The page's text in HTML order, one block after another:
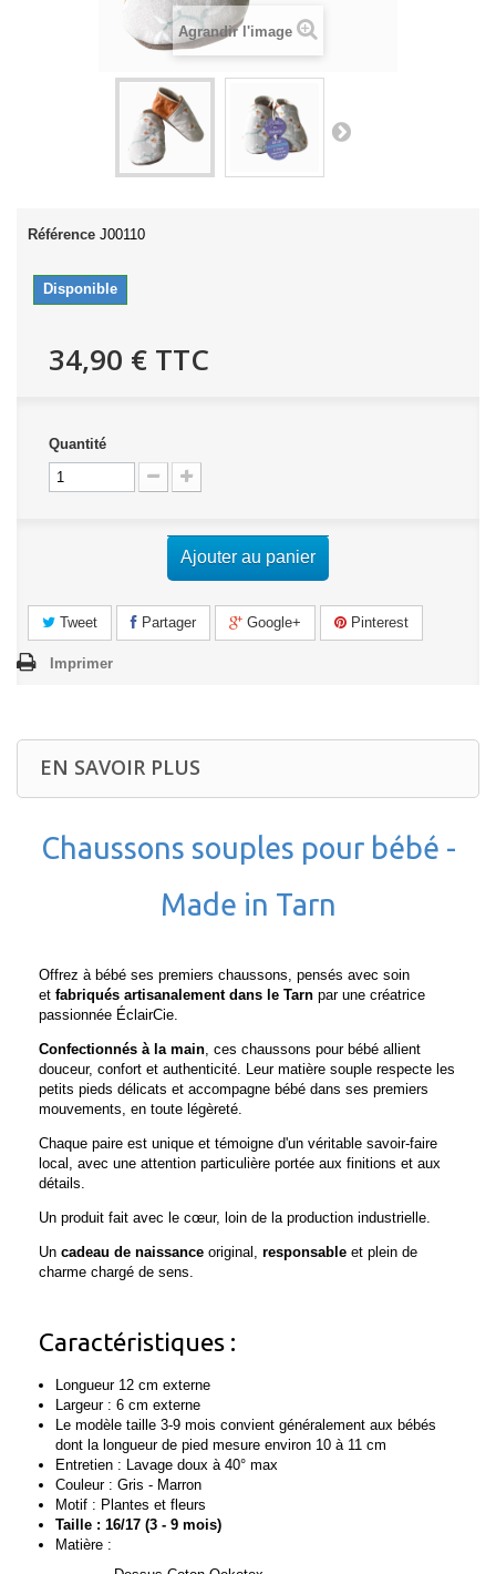
Agrandir l'image
Référence J00110
Disponible
34,90 € TTC
Quantité
Ajouter au panier
Tweet Partager Google+ Pinterest
Imprimer
EN SAVOIR PLUS
Chaussons souples pour bébé -
Made in Tarn
Offrez à bébé ses premiers chaussons, pensés avec soin
et fabriqués artisanalement dans le Tarn par une créatrice
passionnée ÉclairCie.
Confectionnés à la main, ces chaussons pour bébé allient
douceur, confort et authenticité. Leur matière souple respecte les
petits pieds délicats et accompagne bébé dans ses premiers
mouvements, en toute légèreté.
Chaque paire est unique et témoigne d'un véritable savoir-faire
local, avec une attention particulière portée aux finitions et aux
détails.
Un produit fait avec le cœur, loin de la production industrielle.
Un cadeau de naissance original, responsable et plein de
charme chargé de sens.
Caractéristiques :
Longueur 12 cm externe
Largeur : 6 cm externe
Le modèle taille 3-9 mois convient généralement aux bébés
dont la longueur de pied mesure environ 10 à 11 cm
Entretien : Lavage doux à 40° max
Couleur : Gris - Marron
Motif : Plantes et fleurs
Taille : 16/17 (3 - 9 mois)
Matière :